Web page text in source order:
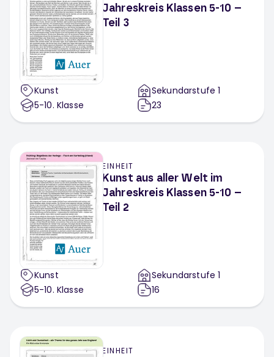
Jahreskreis Klassen 5-10 –
Teil 3
Kunst
5-10. Klasse
Sekundarstufe 1
23
EINHEIT
Kunst aus aller Welt im
Jahreskreis Klassen 5-10 –
Teil 2
Kunst
5-10. Klasse
Sekundarstufe 1
16
EINHEIT